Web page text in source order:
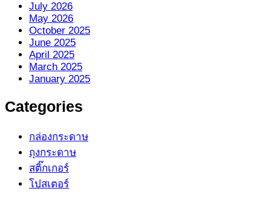
July 2026
May 2026
October 2025
June 2025
April 2025
March 2025
January 2025
Categories
กล่องกระดาษ
ถุงกระดาษ
สติ๊กเกอร์
โปสเตอร์